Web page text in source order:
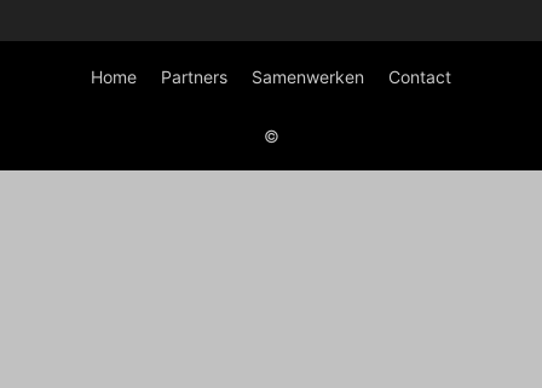
Home Partners Samenwerken Contact
©